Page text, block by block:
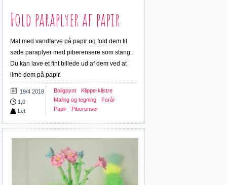
Fold paraplyer af papir
Mal med vandfarve på papir og fold dem til
søde paraplyer med piberensere som stang.
Du kan lave et fint billede ud af dem ved at
lime dem på papir.
19/4 2018
1,0
Let
Boligpynt
Klippe-klistre
Maling og tegning
Forår
Papir
Piberenser